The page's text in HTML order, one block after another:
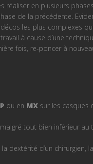
en plusieurs
de la précédente.
les plus complexes
à cause d’une
fois, re-poncer à
ou en MX sur les casques
tout bien inférieur au
dextérité d’un chirurgien,